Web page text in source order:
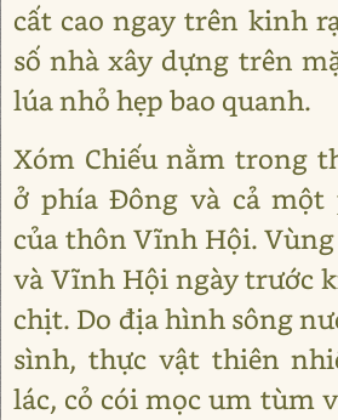
cất cao ngay trên kinh
số nhà xây dựng trên
lúa nhỏ hẹp bao quanh.
Xóm Chiếu nằm trong
ở phía Ðông và cả một
của thôn Vĩnh Hội.
và Vĩnh Hội ngày trước
chịt. Do địa hình sông
sình, thực vật thiên
lác, cỏ cói mọc um tùm